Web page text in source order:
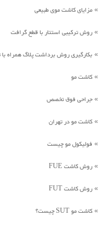
» مزایای کاشت موی طبیعی
» روش ترکیبی استتار با قطع گرافت
» بکارگیری روش برداشت پلاگ همراه
» کاشت مو
» جراحی فوق تخصص
» کاشت مو در تهران
» فولیکول مو چیست
» روش کاشت FUE
» روش کاشت FUT
» کاشت مو SUT چیست؟